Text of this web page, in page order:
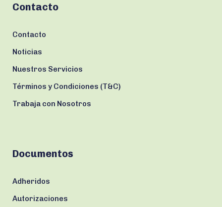
Contacto
Contacto
Noticias
Nuestros Servicios
Términos y Condiciones (T&C)
Trabaja con Nosotros
Documentos
Adheridos
Autorizaciones